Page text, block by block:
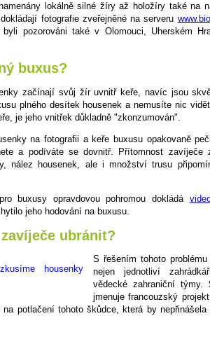
lokálně silné žíry až holožíry také na
fotografie zveřejněné na serveru
pozorováni také v Olomouci, Uherském
buxus?
začínají svůj žír uvnitř keře, navíc jsou
plného desítek housenek a nemusíte nic
je jeho vnitřek důkladně "zkonzumován".
na fotografii a keře buxusu opakovaně
a podíváte se dovnitř. Přítomnost zavíječe
nález housenek, ale i množství trusu
buxusy opravdovou pohromou dokládá
jeho hodování na buxusu.
ubránit?
S řešením tohoto
nejen jednotliví
vědecké zahraniční týmy.
jmenuje francouzský
potlačení tohoto škůdce, která by